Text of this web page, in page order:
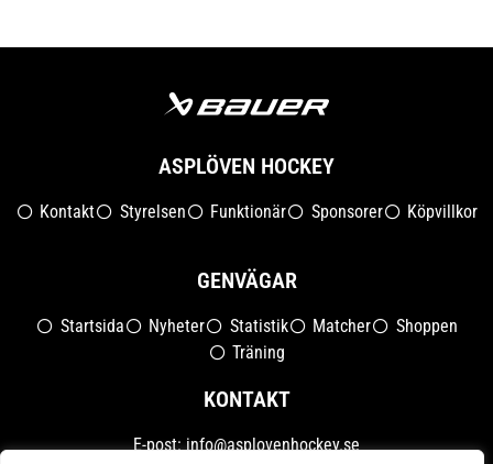
ASPLÖVEN HOCKEY
Kontakt Styrelsen Funktionär Sponsorer Köpvillkor
GENVÄGAR
Startsida Nyheter Statistik Matcher
Shoppen
Träning
KONTAKT
E-post:info@asplovenhockey.se